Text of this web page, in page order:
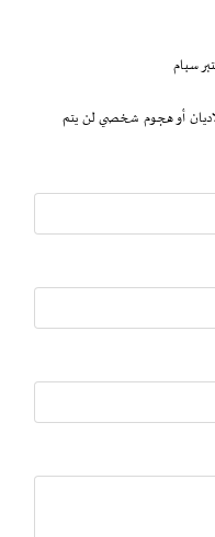
سبام
أو هجوم شخصي لن يتم